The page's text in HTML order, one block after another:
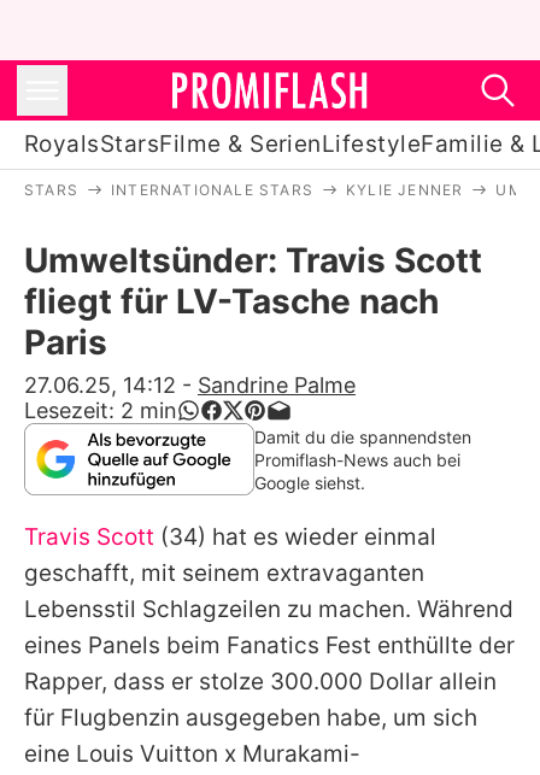
RoyalsStarsFilme & SerienLifestyleFamilie &
Stars
Filme & Serien
Lifestyle
Familie & Liebe
Promiflash Exklusiv
Alle Themen auf Promiflash
Jobs
App runterladen
Team
Redaktionelle Richtlinien
STARS INTERNATIONALE STARS KYLIE JENNER
Umweltsünder: Travis Scott
fliegt für LV-Tasche nach
Paris
27.06.25, 14:12 - Sandrine Palme
Lesezeit: 2 min
Damit du die spannendsten
Promiflash-News auch bei
Google siehst.
Travis Scott (34) hat es wieder einmal
geschafft, mit seinem extravaganten
Lebensstil Schlagzeilen zu machen. Während
eines Panels beim Fanatics Fest enthüllte der
Rapper, dass er stolze 300.000 Dollar allein
für Flugbenzin ausgegeben habe, um sich
eine Louis Vuitton x Murakami-